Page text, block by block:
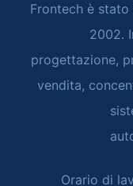
Frontech è
2002.
progettazione,
vendita,
Orario di